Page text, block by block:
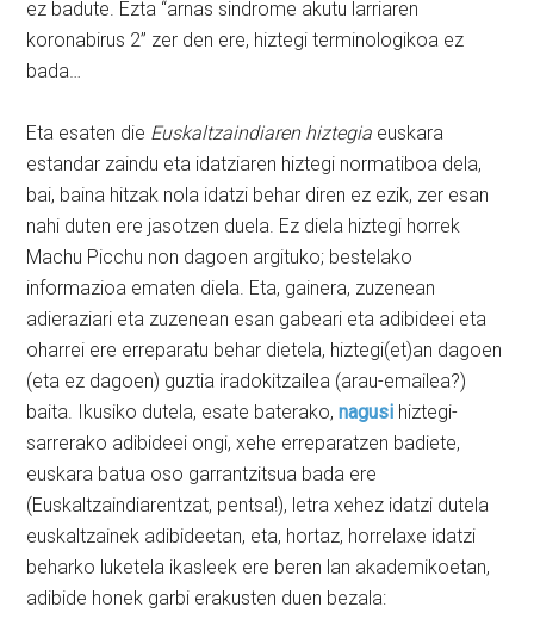
ez badute. Ezta “arnas sindrome akutu larriaren
koronabirus 2” zer den ere, hiztegi terminologikoa ez
bada…
Eta esaten die Euskaltzaindiaren hiztegia euskara
estandar zaindu eta idatziaren hiztegi normatiboa dela,
bai, baina hitzak nola idatzi behar diren ez ezik, zer esan
nahi duten ere jasotzen duela. Ez diela hiztegi horrek
Machu Picchu non dagoen argituko; bestelako
informazioa ematen diela. Eta, gainera, zuzenean
adieraziari eta zuzenean esan gabeari eta adibideei eta
oharrei ere erreparatu behar dietela, hiztegi(et)an dagoen
(eta ez dagoen) guztia iradokitzailea (arau-emailea?)
baita. Ikusiko dutela, esate baterako,nagusi hiztegi-
sarrerako adibideei ongi, xehe erreparatzen badiete,
euskara batua oso garrantzitsua bada ere
(Euskaltzaindiarentzat, pentsa!), letra xehez idatzi dutela
euskaltzainek adibideetan, eta, hortaz, horrelaxe idatzi
beharko luketela ikasleek ere beren lan akademikoetan,
adibide honek garbi erakusten duen bezala: